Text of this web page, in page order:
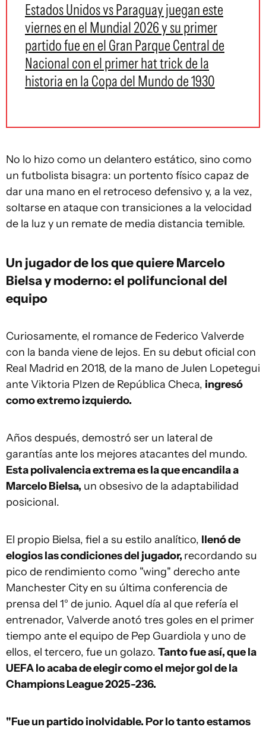
Estados Unidos vs Paraguay juegan este
viernes en el Mundial 2026 y su primer
partido fue en el Gran Parque Central de
Nacional con el primer hat trick de la
historia en la Copa del Mundo de 1930
No lo hizo como un delantero estático, sino como
un futbolista bisagra: un portento físico capaz de
dar una mano en el retroceso defensivo y, a la vez,
soltarse en ataque con transiciones a la velocidad
de la luz y un remate de media distancia temible.
Un jugador de los que quiere Marcelo
Bielsa y moderno: el polifuncional del
equipo
Curiosamente, el romance de Federico Valverde
con la banda viene de lejos. En su debut oficial con
Real Madrid en 2018, de la mano de Julen Lopetegui
ante Viktoria Plzen de República Checa, ingresó
como extremo izquierdo.
Años después, demostró ser un lateral de
garantías ante los mejores atacantes del mundo.
Esta polivalencia extrema es la que encandila a
Marcelo Bielsa, un obsesivo de la adaptabilidad
posicional.
El propio Bielsa, fiel a su estilo analítico, llenó de
elogios las condiciones del jugador, recordando su
pico de rendimiento como "wing" derecho ante
Manchester City en su última conferencia de
prensa del 1° de junio. Aquel día al que refería el
entrenador, Valverde anotó tres goles en el primer
tiempo ante el equipo de Pep Guardiola y uno de
ellos, el tercero, fue un golazo. Tanto fue así, que la
UEFA lo acaba de elegir como el mejor gol de la
Champions League 2025-236.
"Fue un partido inolvidable. Por lo tanto estamos